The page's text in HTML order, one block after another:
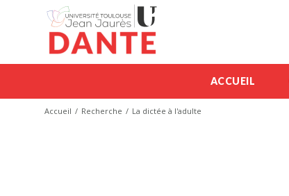
ACCUEIL
Accueil Recherche La dictée à l'adulte